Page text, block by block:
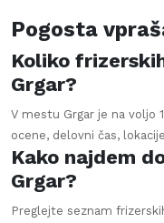
Pogosta
Koliko
Grgar?
V mestu Grgar je na voljo
ocene, delovni čas,
Kako najdem
Grgar?
Preglejte seznam